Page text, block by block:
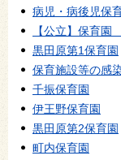
病児・病後児保
【公立】保育
黒田原第1保育園
保育施設等の感
千振保育園
伊王野保育園
黒田原第2保育園
町内保育園